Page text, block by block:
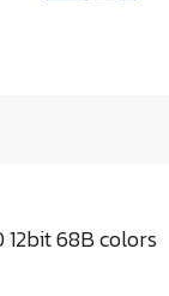
68B colors